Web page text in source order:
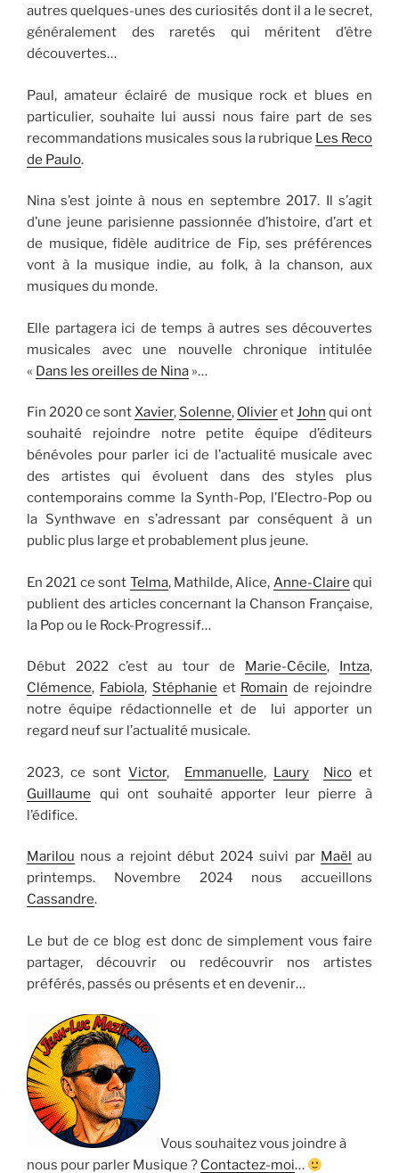
autres quelques-unes des curiosités dont il a le secret,
généralement des raretés qui méritent d’être
découvertes…
Paul, amateur éclairé de musique rock et blues en
particulier, souhaite lui aussi nous faire part de ses
recommandations musicales sous la rubrique Les Reco
de Paulo.
Nina s’est jointe à nous en septembre 2017. Il s’agit
d’une jeune parisienne passionnée d’histoire, d’art et
de musique, fidèle auditrice de Fip, ses préférences
vont à la musique indie, au folk, à la chanson, aux
musiques du monde.
Elle partagera ici de temps à autres ses découvertes
musicales avec une nouvelle chronique intitulée
« Dans les oreilles de Nina »…
Fin 2020 ce sontXavier, Solenne, OlivieretJohn qui ont
souhaité rejoindre notre petite équipe d’éditeurs
bénévoles pour parler ici de l’actualité musicale avec
des artistes qui évoluent dans des styles plus
contemporains comme la Synth-Pop, l’Electro-Pop ou
la Synthwave en s’adressant par conséquent à un
public plus large et probablement plus jeune.
En 2021 ce sont Telma, Mathilde, Alice, Anne-Claire qui
publient des articles concernant la Chanson Française,
la Pop ou le Rock-Progressif…
Début 2022 c’est au tour de Marie-Cécile, Intza,
Clémence, Fabiola, Stéphanie et Romain de rejoindre
notre équipe rédactionnelle et de lui apporter un
regard neuf sur l’actualité musicale.
2023, ce sontVictor, Emmanuelle, Laury Nicoet
Guillaume qui ont souhaité apporter leur pierre à
l’édifice.
Marilou nous a rejoint début 2024 suivi par Maël au
printemps. Novembre 2024 nous accueillons
Cassandre.
Le but de ce blog est donc de simplement vous faire
partager, découvrir ou redécouvrir nos artistes
préférés, passés ou présents et en devenir…
Vous souhaitez vous joindre à
nous pour parler Musique ? Contactez-moi…